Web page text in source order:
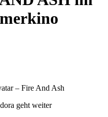
– Fire And Ash
geht weiter